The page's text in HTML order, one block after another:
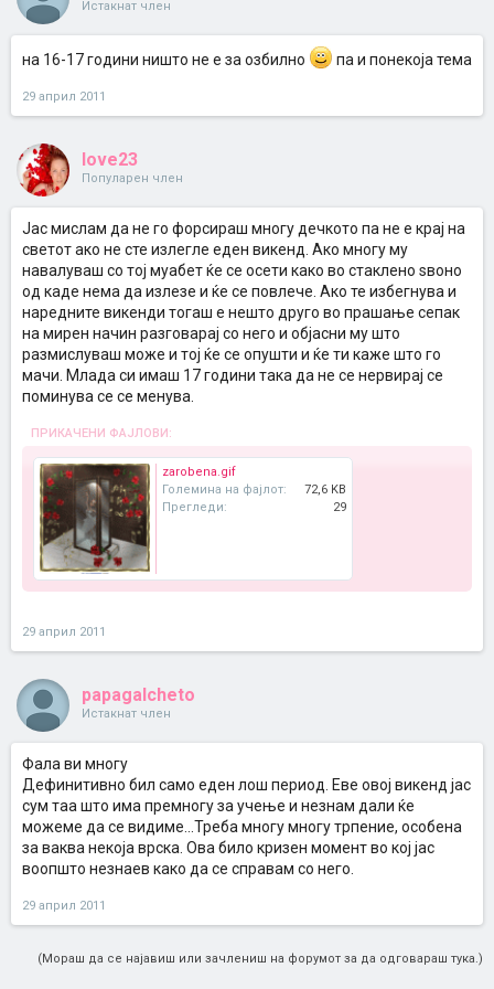
Истакнат член
на 16-17 години ништо не е за озбилно па и понекоја тема
29 април 2011
love23
Популарен член
Јас мислам да не го форсираш многу дечкото па не е крај на
светот ако не сте излегле еден викенд. Ако многу му
навалуваш со тој муабет ќе се осети како во стаклено ѕвоно
од каде нема да излезе и ќе се повлече. Ако те избегнува и
наредните викенди тогаш е нешто друго во прашање сепак
на мирен начин разговарај со него и објасни му што
размислуваш може и тој ќе се опушти и ќе ти каже што го
мачи. Млада си имаш 17 години така да не се нервирај се
поминува се се менува.
ПРИКАЧЕНИ ФАЈЛОВИ:
zarobena.gif
Големина на фајлот:
72,6 KB
Прегледи:
29
29 април 2011
papagalcheto
Истакнат член
Фала ви многу
Дефинитивно бил само еден лош период. Еве овој викенд јас
сум таа што има премногу за учење и незнам дали ќе
можеме да се видиме...Треба многу многу трпение, особена
за ваква некоја врска. Ова било кризен момент во кој јас
воопшто незнаев како да се справам со него.
29 април 2011
(Мораш да се најавиш или зачлениш на форумот за да одговараш тука.)